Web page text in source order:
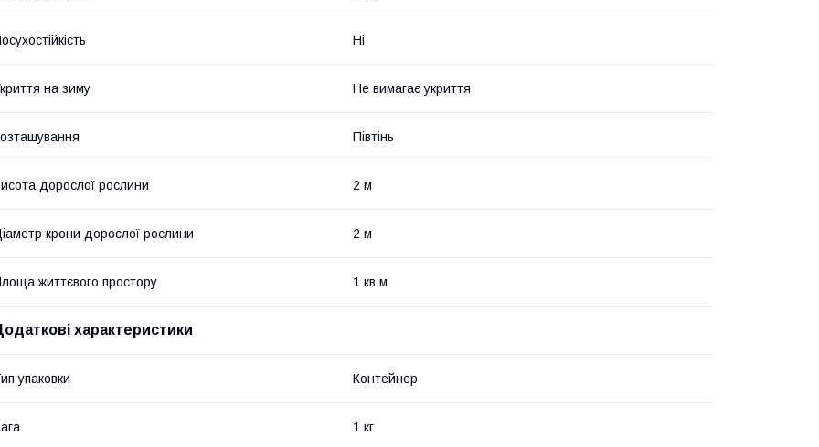
Ні
на зиму Не вимагає укриття
Півтінь
дорослої рослини 2 м
крони дорослої рослини 2 м
життєвого простору 1 кв.м
характеристики
упаковки Контейнер
1 кг